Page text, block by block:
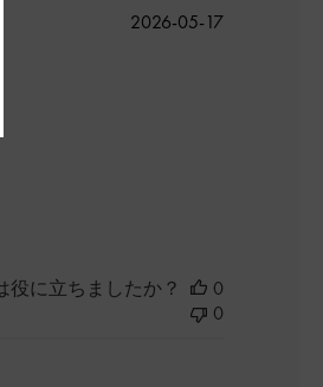
公
2026-05-17
役に立ちましたか？
0
0